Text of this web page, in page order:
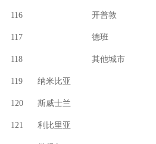
116 开普敦
117 德班
118 其他城市
119 纳米比亚
120 斯威士兰
121 利比里亚